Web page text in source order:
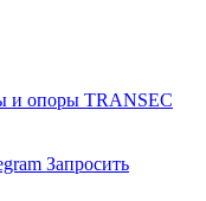
и опоры TRANSEC
Запросить